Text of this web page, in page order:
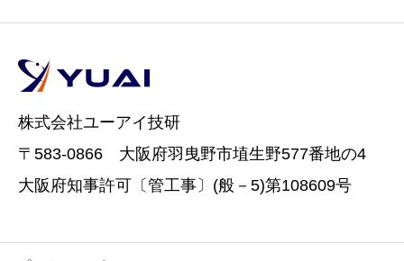
株式会社ユーアイ技研
〒583-0866 大阪府羽曳野市埴生野577番地の4
大阪府知事許可〔管工事〕(般－5)第108609号